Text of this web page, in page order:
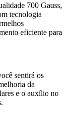
700 Gauss,
tecnologia
eficiente para
sentirá os
da
e o auxílio no